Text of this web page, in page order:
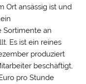
Ort ansässig ist und
Sortimente an
Es ist ein reines
produziert
beschäftigt,
pro Stunde